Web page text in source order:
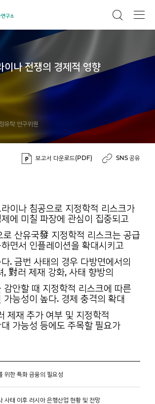
이나 전쟁의 경제적 영향
정유탁 연구위원
보고서 다운로드(PDF) SNS 공유
이나 침공으로 지정학적 리스크가
에 미칠 파장에 관심이 집중되고
로 산유국發 지정학적 리스크는 공급
면서 인플레이션을 확대시키고
. 금번 사태의 경우 다방면에서의
, 對러 제재 강화, 사태 향방의
감안할 때 지정학적 리스크에 따른
가능성이 높다. 경제 충격의 확대
제재 추가 여부 및 지정학적
가능성 등에도 주목할 필요가
위한 특화 금융의 필요성
사태 이후 러시아 은행산업 현황 및 전망